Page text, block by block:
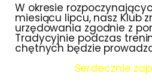
W okresie
miesiącu lipcu, nasz Klub
urzędowania zgodnie z
Tradycyjnie podczas
chętnych będzie
Serdecznie